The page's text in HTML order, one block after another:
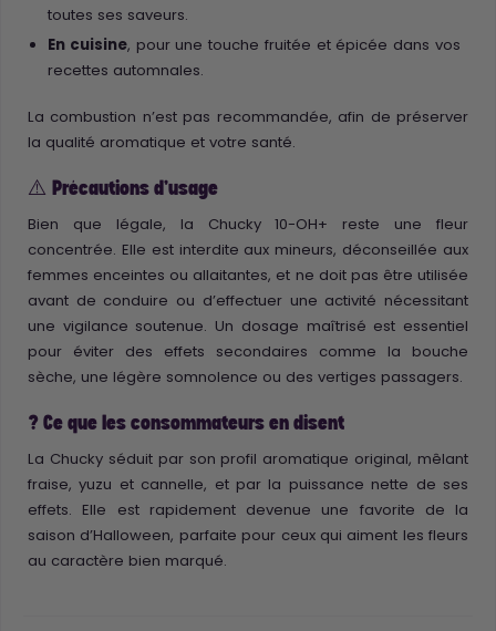
toutes ses saveurs.
En cuisine, pour une touche fruitée et épicée dans vos
recettes automnales.
La combustion n’est pas recommandée, afin de préserver
la qualité aromatique et votre santé.
⚠️ Précautions d’usage
Bien que légale, la Chucky 10-OH+ reste une fleur
concentrée. Elle est interdite aux mineurs, déconseillée aux
femmes enceintes ou allaitantes, et ne doit pas être utilisée
avant de conduire ou d’effectuer une activité nécessitant
une vigilance soutenue. Un dosage maîtrisé est essentiel
pour éviter des effets secondaires comme la bouche
sèche, une légère somnolence ou des vertiges passagers.
? Ce que les consommateurs en disent
La Chucky séduit par son profil aromatique original, mêlant
fraise, yuzu et cannelle, et par la puissance nette de ses
effets. Elle est rapidement devenue une favorite de la
saison d’Halloween, parfaite pour ceux qui aiment les fleurs
au caractère bien marqué.